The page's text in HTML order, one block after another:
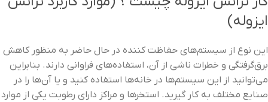
ایزوله)
این نوع از سیستم‌های حفاظت کننده در حال حاضر به‌ منظور کاهش
برق‌گرفتگی و خطرات ناشی از آن، استفاده‌های فراوانی دارند. بنابراین
می‌توانید از این سیستم‌ها در خانه‌ها استفاده کنید و یا آن‌ها را در
صنایع مختلف به کار گیرید. استخرها و مراکز دارای رطوبت یکی از موارد